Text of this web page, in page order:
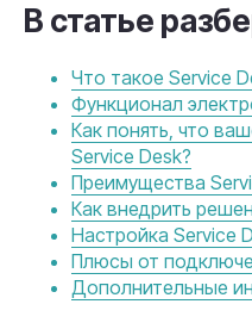
В статье
Что такое Service
Функционал
Как понять, что
Service Desk?
Преимущества
Как внедрить
Настройка Service
Плюсы от
Дополнительные